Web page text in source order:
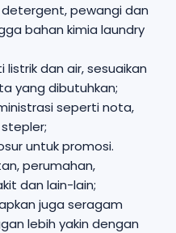
pewangi dan
bahan kimia laundry
dan air, sesuaikan
yang dibutuhkan;
seperti nota,
untuk promosi.
perumahan,
dan lain-lain;
juga seragam
lebih yakin dengan